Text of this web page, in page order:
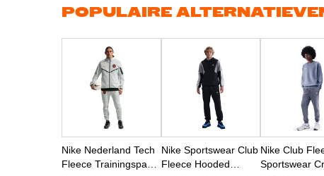
gallerij
POPULAIRE
Nike Nederland Tech
Fleece Trainingspak
Nike Sportswear Club
Fleece Hooded
Nike Club
Sportswear